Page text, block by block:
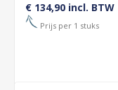
€ 134,90 incl. BTW
Prijs per 1 stuks